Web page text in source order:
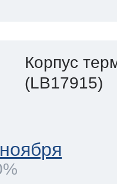
Корпус
(LB17915)